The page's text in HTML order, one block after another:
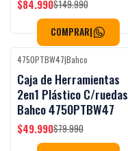
$84.990$149.990
COMPRAR|
-38%OFF Black Week
4750PTBW47|Bahco
Caja de Herramientas
2en1 Plástico C/ruedas
Bahco 4750PTBW47
$49.990$79.990